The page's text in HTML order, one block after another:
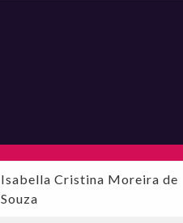
Isabella Cristina Moreira de
Souza